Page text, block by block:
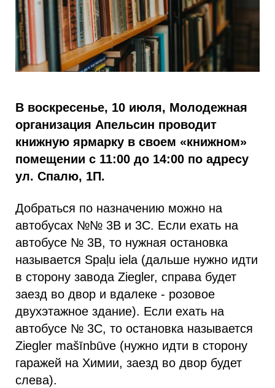
В воскресенье, 10 июля, Молодежная
организация Апельсин проводит
книжную ярмарку в своем «книжном»
помещении с 11:00 до 14:00 по адресу
ул. Спалю, 1П.
Добраться по назначению можно на
автобусах №№ 3В и 3С. Если ехать на
автобусе № 3В, то нужная остановка
называется Spaļu iela (дальше нужно идти
в сторону завода Ziegler, справа будет
заезд во двор и вдалеке - розовое
двухэтажное здание). Если ехать на
автобусе № 3С, то остановка называется
Ziegler mašīnbūve (нужно идти в сторону
гаражей на Химии, заезд во двор будет
слева).